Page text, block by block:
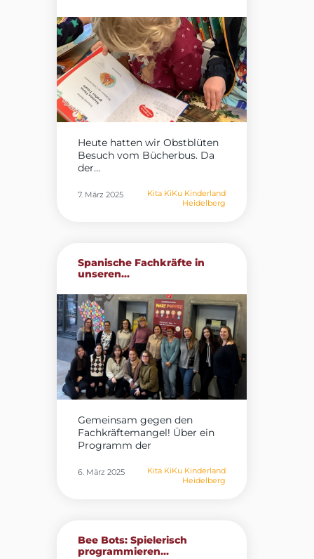
Heute hatten wir Obstblüten
Besuch vom Bücherbus. Da
der...
7. März 2025
Kita KiKu Kinderland
Heidelberg
Spanische Fachkräfte in
unseren...
Gemeinsam gegen den
Fachkräftemangel! Über ein
Programm der
6. März 2025
Kita KiKu Kinderland
Heidelberg
Bee Bots: Spielerisch
programmieren...